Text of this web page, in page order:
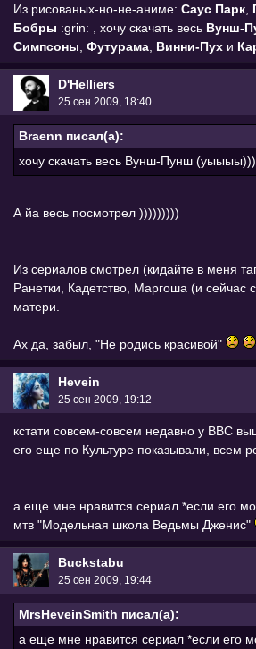
Из рисованых-но-не-аниме: Саус Парк
Бобры :grin: , хочу скачать весь Вунш-
Симпсоны Футурама Винни-Пух и
D'Helliers
25 сен 2009, 18:40
Braenn писал(а):
хочу скачать весь Вунш-Пунш
А йа весь посмотрел )))))))))
Из сериалов смотрел (кидайте в меня
Ранетки, Кадетство, Маргоша (и сейчас
матери.
Ах да, забыл, "Не родись красивой"
Hevein
25 сен 2009, 19:12
кстати совсем-совсем недавно у BBC
его еще по Культуре показывали, всем
а еще мне нравится сериал *если его
мтв "Модельная школа Ведьмы Дженис"
Buckstabu
25 сен 2009, 19:44
MrsHeveinSmith писал(а):
а еще мне нравится сериал *если его